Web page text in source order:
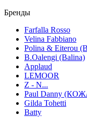
Бренды
Farfalla Rosso
Velina Fabbiano
Polina & Eiterou
B.Oalengi (Balina)
Applaud
LEMOOR
Z - N...
Paul Danny
Gilda Tohetti
Batty